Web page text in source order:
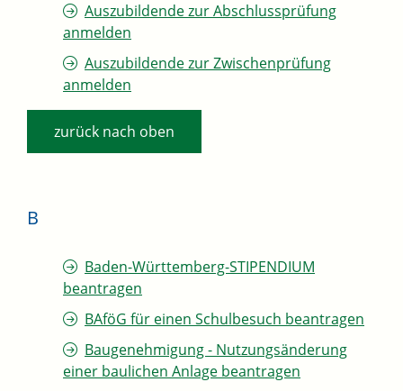
Auszubildende zur Abschlussprüfung
anmelden
Auszubildende zur Zwischenprüfung
anmelden
zurück nach oben
B
Baden-Württemberg-STIPENDIUM
beantragen
BAföG für einen Schulbesuch beantragen
Baugenehmigung - Nutzungsänderung
einer baulichen Anlage beantragen